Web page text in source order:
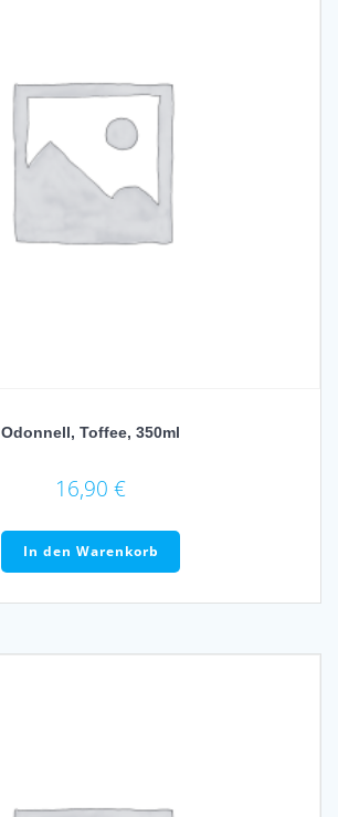
Odonnell, Toffee, 350ml
16,90 €
In den Warenkorb